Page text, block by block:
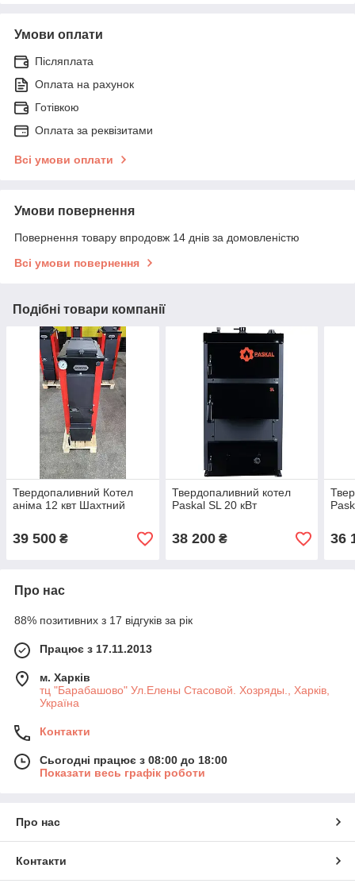
Умови оплати
Післяплата
Оплата на рахунок
Готівкою
Оплата за реквізитами
Всі умови оплати
Умови повернення
Повернення товару впродовж 14 днів за домовленістю
Всі умови повернення
Подібні товари компанії
Твердопаливний Котел
аніма 12 квт Шахтний
39 500 ₴
Твердопаливний котел
Paskal SL 20 кВт
38 200₴ 36
Про нас
88% позитивних з 17 відгуків за рік
Працює з 17.11.2013
м. Харків
тц "Барабашово" Ул.Елены Стасовой. Хозряды., Харків,
Україна
Контакти
Сьогодні працює з 08:00 до 18:00
Показати весь графік роботи
Про нас
Контакти